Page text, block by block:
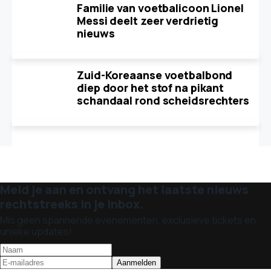
Familie van voetbalicoon Lionel
Messi deelt zeer verdrietig
nieuws
Zuid-Koreaanse voetbalbond
diep door het stof na pikant
schandaal rond scheidsrechters
Meld je aan en ontvang het laatste nieuws
rechtstreeks in je inbox.
Mis geen spannende evenementen, exclusieve tickets en
unieke updates!